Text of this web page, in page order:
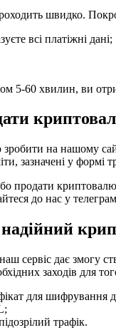
швидко.
всі платіжні дані;
5-60 хвилин, ви
на нашому
зазначені у формі
до нас у
сервіс дає змогу
заходів для
для шифрування
трафік.